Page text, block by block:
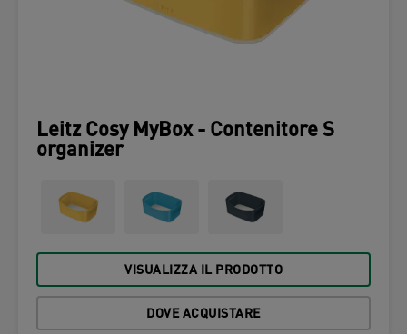
Leitz Cosy MyBox - Contenitore S
organizer
VISUALIZZA IL PRODOTTO
DOVE ACQUISTARE